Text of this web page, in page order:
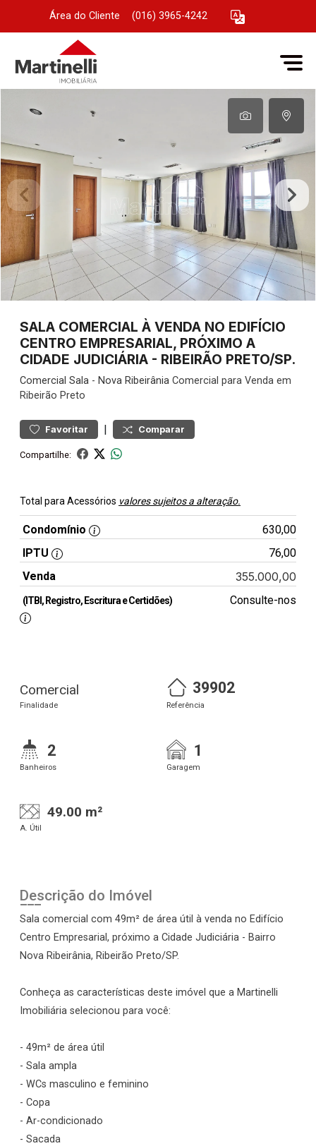
Área do Cliente (016) 3965-4242
SALA COMERCIAL À VENDA NO EDIFÍCIO
CENTRO EMPRESARIAL, PRÓXIMO A
CIDADE JUDICIÁRIA - RIBEIRÃO PRETO/SP.
Comercial Sala - Nova Ribeirânia Comercial para Venda em
Ribeirão Preto
Favoritar | Comparar
Compartilhe:
Total para Acessórios valores sujeitos a alteração.
Condomínio
630,00
IPTU
76,00
Venda
355.000,00
(ITBI, Registro, Escritura e Certidões) Consulte-nos
Comercial
Finalidade
39902
Referência
2
Banheiros
1
Garagem
49.00 m²
A. Útil
Descrição do Imóvel
Sala comercial com 49m² de área útil à venda no Edifício
Centro Empresarial, próximo a Cidade Judiciária - Bairro
Nova Ribeirânia, Ribeirão Preto/SP.
Conheça as características deste imóvel que a Martinelli
Imobiliária selecionou para você:
- 49m² de área útil
- Sala ampla
- WCs masculino e feminino
- Copa
- Ar-condicionado
- Sacada